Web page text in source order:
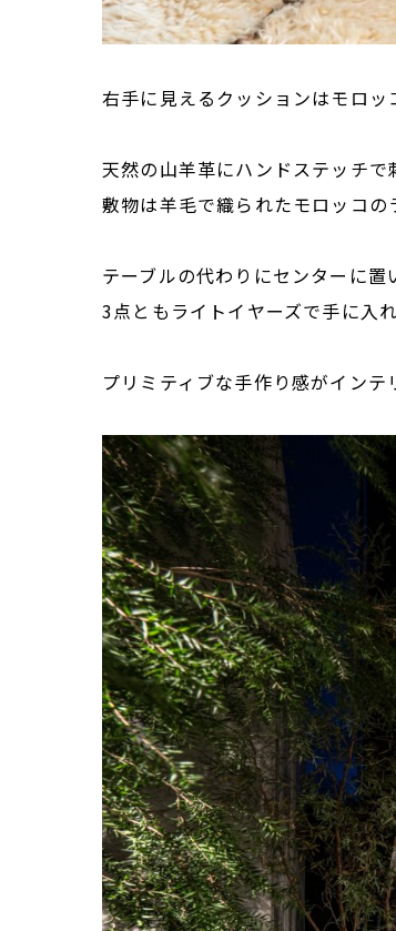
右手に見えるクッションはモロ
天然の山羊革にハンドステッチで
敷物は羊毛で織られたモロッコの
テーブルの代わりにセンターに置
3点ともライトイヤーズで手に入れ
プリミティブな手作り感がインテ